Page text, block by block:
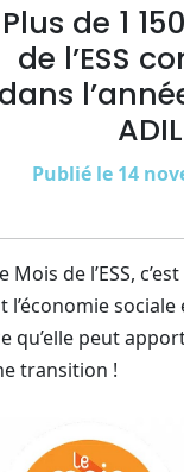
Plus de 1
de l’ESS
dans
Publié le 14
de l’ESS,
l’économie
qu’elle peut
transition !